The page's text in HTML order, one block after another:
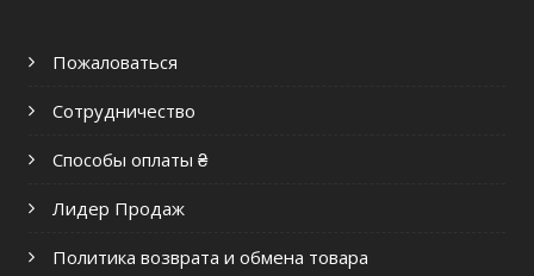
Пожаловаться
Сотрудничество
Способы оплаты ₴
Лидер Продаж
Политика возврата и обмена товара